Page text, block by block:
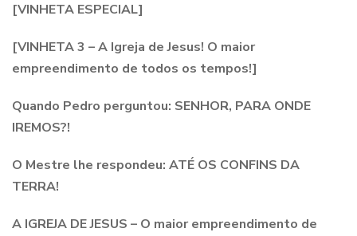
[VINHETA ESPECIAL]
[VINHETA 3 – A Igreja de Jesus! O maior
empreendimento de todos os tempos!]
Quando Pedro perguntou: SENHOR, PARA ONDE
IREMOS?!
O Mestre lhe respondeu: ATÉ OS CONFINS DA
TERRA!
A IGREJA DE JESUS – O maior empreendimento de